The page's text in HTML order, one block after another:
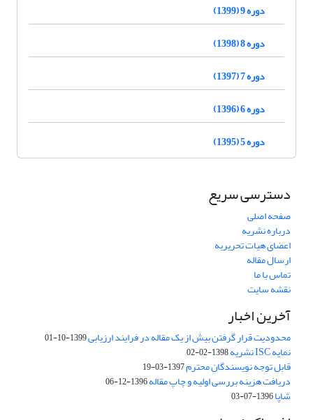
دوره 9 (1399)
دوره 8 (1398)
دوره 7 (1397)
دوره 6 (1396)
دوره 5 (1395)
دسترسی سریع
صفحه اصلی
درباره نشریه
اعضای هیات تحریریه
ارسال مقاله
تماس با ما
نقشه سایت
آخرین اخبار
محدودیت قرار گرفتن بیش از یک مقاله در فرایند ارزیابی1399-10-01
نمایه ISC نشریه 1398-02-02
قابل توجه نویسندگان محترم1397-03-19
دریافت هزینه بررسی اولیه و چاپ مقاله1396-12-06
شاپا1396-07-03